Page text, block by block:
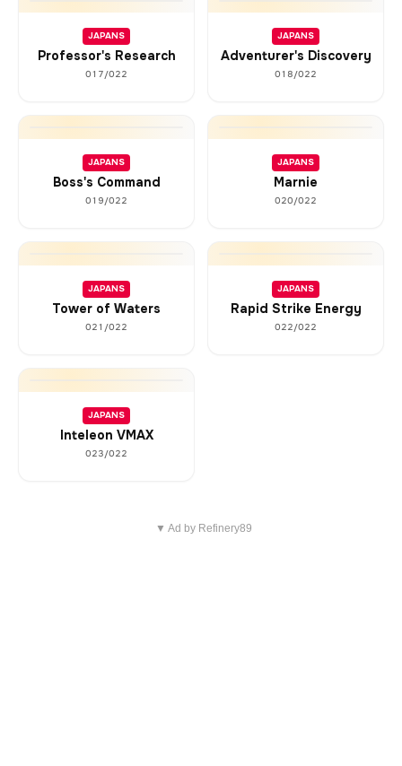
JAPANS
Professor's Research
017/022
JAPANS
Adventurer's Discovery
018/022
JAPANS
Boss's Command
019/022
JAPANS
Marnie
020/022
JAPANS
Tower of Waters
021/022
JAPANS
Rapid Strike Energy
022/022
JAPANS
Inteleon VMAX
023/022
▼ Ad by Refinery89